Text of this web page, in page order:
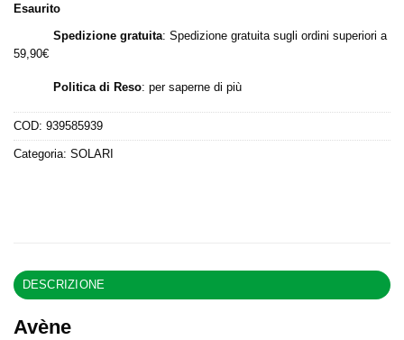
Esaurito
Spedizione gratuita: Spedizione gratuita sugli ordini superiori a
59,90€
Politica di Reso: per saperne di più
COD: 939585939
Categoria: SOLARI
DESCRIZIONE
Avène